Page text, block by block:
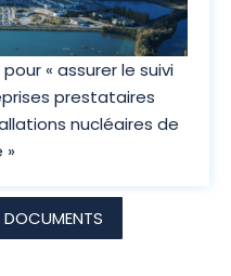
« assurer le suivi
prestataires
nucléaires de
»
DOCUMENTS